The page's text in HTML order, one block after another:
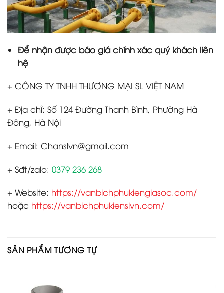
Để nhận được báo giá chính xác quý khách liên
hệ
+ CÔNG TY TNHH THƯƠNG MẠI SL VIỆT NAM
+ Địa chỉ: Số 124 Đường Thanh Bình, Phường Hà
Đông, Hà Nội
+ Email: Chanslvn@gmail.com
+ Sđt/zalo: 0379 236 268
+ Website: https://vanbichphukiengiasoc.com/
hoặc https://vanbichphukienslvn.com/
SẢN PHẨM TƯƠNG TỰ